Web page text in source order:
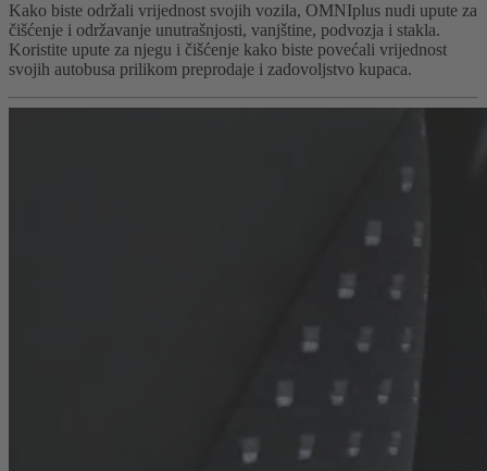
Kako biste održali vrijednost svojih vozila, OMNIplus nudi upute za
čišćenje i održavanje unutrašnjosti, vanjštine, podvozja i stakla.
Koristite upute za njegu i čišćenje kako biste povećali vrijednost
svojih autobusa prilikom preprodaje i zadovoljstvo kupaca.